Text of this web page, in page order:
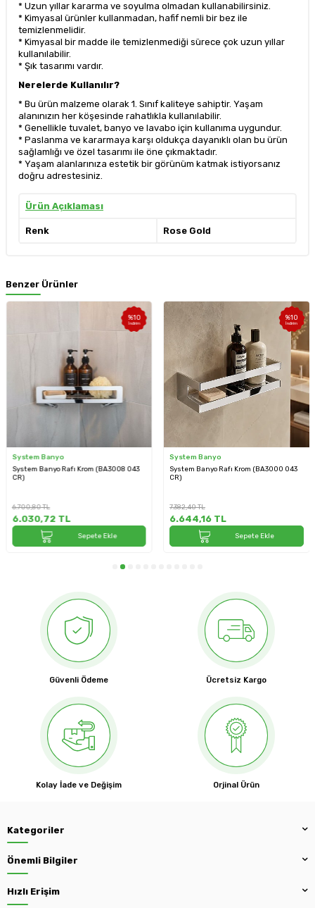
* Uzun yıllar kararma ve soyulma olmadan kullanabilirsiniz.
* Kimyasal ürünler kullanmadan, hafif nemli bir bez ile
temizlenmelidir.
* Kimyasal bir madde ile temizlenmediği sürece çok uzun yıllar
kullanılabilir.
* Şık tasarımı vardır.
Nerelerde Kullanılır?
* Bu ürün malzeme olarak 1. Sınıf kaliteye sahiptir. Yaşam
alanınızın her köşesinde rahatlıkla kullanılabilir.
* Genellikle tuvalet, banyo ve lavabo için kullanıma uygundur.
* Paslanma ve kararmaya karşı oldukça dayanıklı olan bu ürün
sağlamlığı ve özel tasarımı ile öne çıkmaktadır.
* Yaşam alanlarınıza estetik bir görünüm katmak istiyorsanız
doğru adrestesiniz.
Ürün Açıklaması
Renk Rose Gold
Benzer Ürünler
%10
İndirim
System Banyo
System Banyo Rafı Krom (BA3008 043
CR)
6.700,80TL
6.030,72 TL
Sepete Ekle
%10
İndirim
System Banyo
System Banyo Rafı Krom (BA3000 043
CR)
7.382,40TL
6.644,16TL
Sepete Ekle
Güvenli Ödeme Ücretsiz Kargo
Kolay İade ve Değişim Orjinal Ürün
Kategoriler
Önemli Bilgiler
Hızlı Erişim